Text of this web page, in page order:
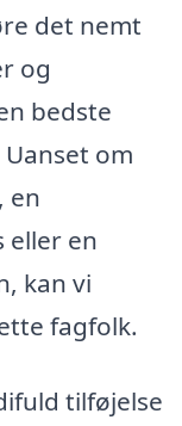
det nemt
og
bedste
om
en
en
kan vi
fagfolk.
tilføjelse